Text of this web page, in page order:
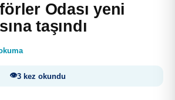
Odası yeni
taşındı
3 kez okundu